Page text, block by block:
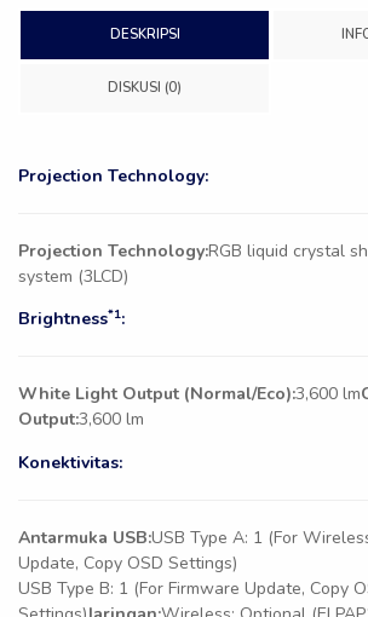
DESKRIPSI
DISKUSI (0)
Projection Technology:
Projection Technology:RGB liquid crystal
system (3LCD)
Brightness*1:
White Light Output (Normal/Eco):3,600 lm
Output:3,600 lm
Konektivitas:
Antarmuka USB:USB Type A: 1 (For
Update, Copy OSD Settings)
USB Type B: 1 (For Firmware Update, Copy